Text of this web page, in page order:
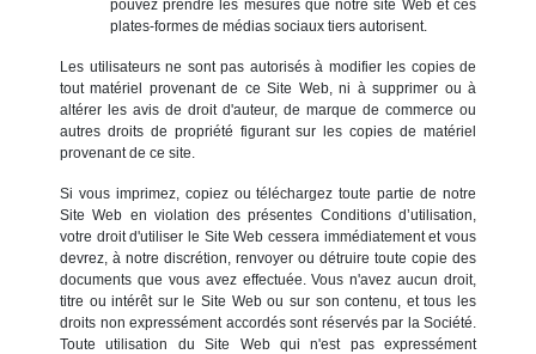
pouvez prendre les mesures que notre site Web et ces
plates-formes de médias sociaux tiers autorisent.
Les utilisateurs ne sont pas autorisés à modifier les copies de
tout matériel provenant de ce Site Web, ni à supprimer ou à
altérer les avis de droit d'auteur, de marque de commerce ou
autres droits de propriété figurant sur les copies de matériel
provenant de ce site.
Si vous imprimez, copiez ou téléchargez toute partie de notre
Site Web en violation des présentes Conditions d’utilisation,
votre droit d'utiliser le Site Web cessera immédiatement et vous
devrez, à notre discrétion, renvoyer ou détruire toute copie des
documents que vous avez effectuée. Vous n'avez aucun droit,
titre ou intérêt sur le Site Web ou sur son contenu, et tous les
droits non expressément accordés sont réservés par la Société.
Toute utilisation du Site Web qui n'est pas expressément